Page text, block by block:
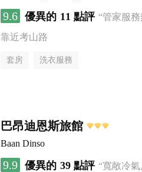
9.6 優異的 11 點評 “管家服
靠近考山路
套房 洗衣服務
巴昂迪恩斯旅館
Baan Dinso
9.9 優異的 39 點評 “寬敞冷